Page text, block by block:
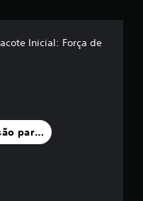
é
d
Inicial: Força de
para classificar